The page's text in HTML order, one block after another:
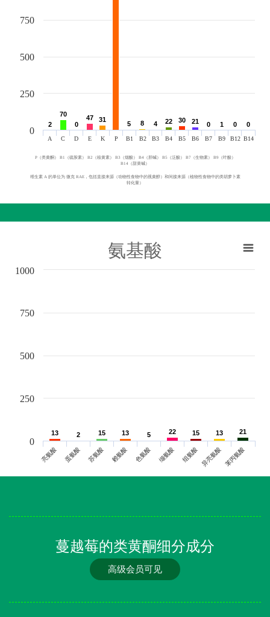
2
2
70
70
0
0
47
47 31
31
5
5 8
8 4
4 22
22 30
30 21
21 0
0 1
1 0
0 0
0
A C D E K P B1 B2 B3 B4 B5 B6 B7 B9 B12 B14
0
250
500
750
P（类黄酮） B1（硫胺素） B2（核黄素） B3（烟酸） B4（胆碱） B5（泛酸） B7（生物素） B9（叶酸）
B14（甜菜碱）
维生素 A 的单位为 微克 RAE，包括直接来源（动物性食物中的视黄醇）和间接来源（植物性食物中的类胡萝卜素
转化量）
氨基酸
13
13 2
2 15
15 13
13 5
5 22
22 15
15 13
13 21
21
亮氨酸 蛋氨酸 苏氨酸 赖氨酸 色氨酸 缬氨酸 组氨酸 异亮氨酸苯丙氨酸
0
250
500
750
1000
蔓越莓的类黄酮细分成分
高级会员可见